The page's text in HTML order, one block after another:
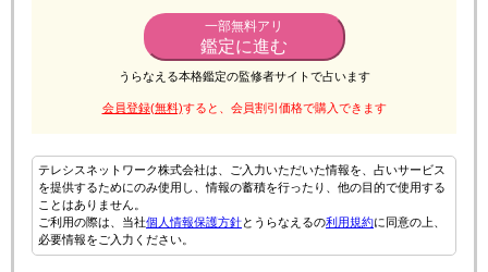
一部無料アリ
鑑定に進む
うらなえる本格鑑定の監修者サイトで占います
会員登録(無料)すると、会員割引価格で購入できます
テレシスネットワーク株式会社は、ご入力いただいた情報を、占いサービス
を提供するためにのみ使用し、情報の蓄積を行ったり、他の目的で使用する
ことはありません。
ご利用の際は、当社個人情報保護方針とうらなえるの利用規約に同意の上、
必要情報をご入力ください。